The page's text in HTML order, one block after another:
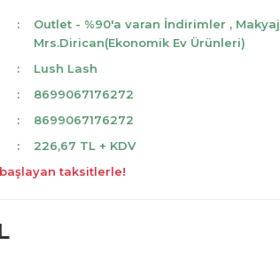
Outlet - %90'a varan İndirimler , Makyaj
Mrs.Dirican(Ekonomik Ev Ürünleri)
Lush Lash
8699067176272
8699067176272
226,67 TL + KDV
taksitlerle!